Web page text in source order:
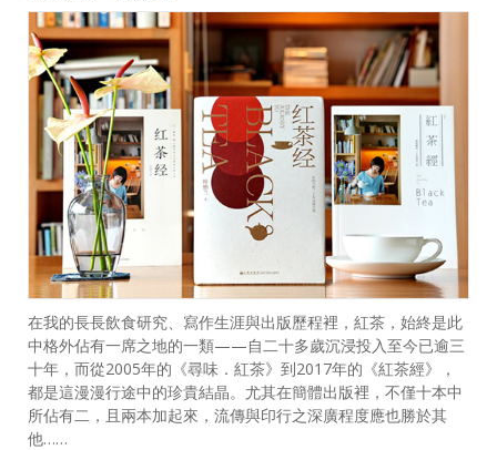
在我的長長飲食研究、寫作生涯與出版歷程裡，紅茶，始終是此
中格外佔有一席之地的一類——自二十多歲沉浸投入至今已逾三
十年，而從2005年的《尋味．紅茶》到2017年的《紅茶經》，
都是這漫漫行途中的珍貴結晶。尤其在簡體出版裡，不僅十本中
所佔有二，且兩本加起來，流傳與印行之深廣程度應也勝於其
他……